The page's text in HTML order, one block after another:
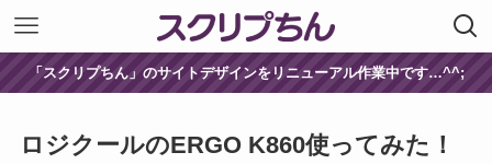
「スクリプちん」のサイトデザインをリニューアル作業中です…^^;
ロジクールのERGO K860使ってみた！